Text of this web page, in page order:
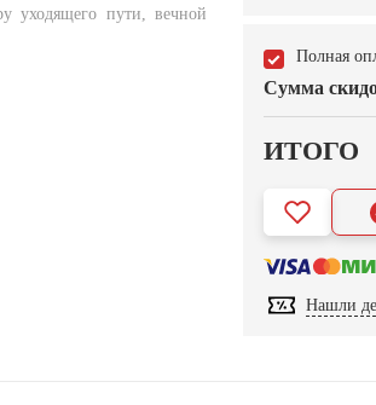
уходящего пути, вечной
Полная
Сумма
ИТОГО
Нашли